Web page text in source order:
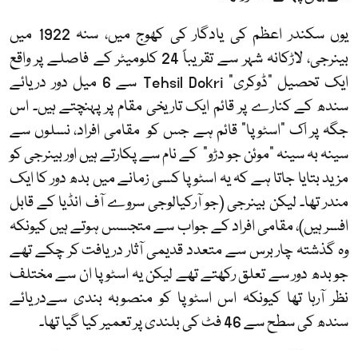
یوں سکندر اعظم کی یادگار کی کھوج میں، سنہ 1922 میں
بینرجی، لاڑکانہ شہر سے تقریباً 24 کلومیٹر کے فاصلے پر واقع
ایک تحصیل "ڈوکری" Tehsil Dokri
سے 6 میل دور دریائے
سندھ کے کنارے پر قائم ایک تاریخی مقام پر پہنچتے ہیں۔ اس
جگہ پر اک "اسٹوپا" قائم ہے جس کو مقامی افراد، نسلوں سے
سینہ بہ سینہ "موئن جو دڑو" کے نام سے پکارتے ہیں اور بینرجی کو
مزید بتایا جاتا ہے کہ یہ اسٹوپا کسی زمانے میں بدھ دور کا ایک
مندر تھا۔ لیکن بینرجی (جو آرکیالوجی سروے آف انڈیا کے قابل
افسر ہیں)، مقامی افراد کے جواب سے متجسس ہوتے ہیں کیونکہ
وہ گذشتہ چار برس سے متعدد قدیمی آثار دریافت کر چکے تھے
جو بدھ دور سے تعلق رکھتے تھے لیکن یہ اسٹوپا ان سے مختلف
نظر آرہا تھا کیونکہ اس اسٹوپا کو منصوبہ بندی سےدریائے
سندھ کی سطح سے 46 فٹ کی بلندی پر تعمیر کیا گیا تھا۔